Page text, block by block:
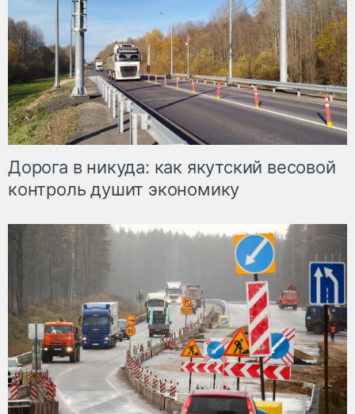
Дорога в никуда: как якутский весовой
контроль душит экономику